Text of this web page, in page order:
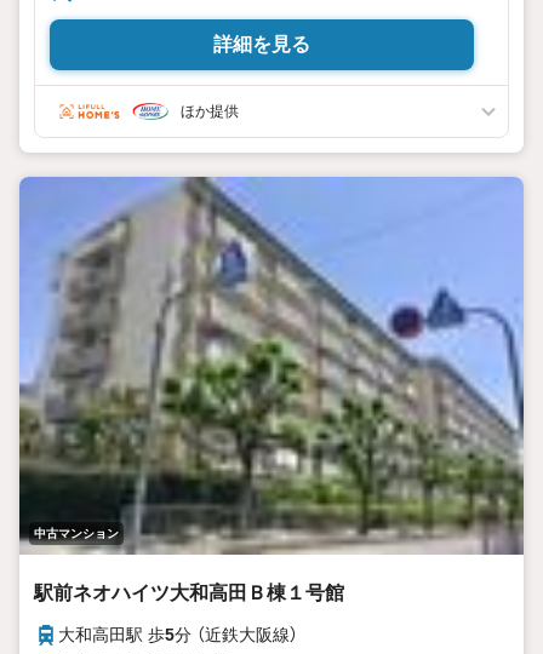
詳細を見る
ほか提供
中古マンション
駅前ネオハイツ大和高田Ｂ棟１号館
大和高田駅 歩5分 （近鉄大阪線）